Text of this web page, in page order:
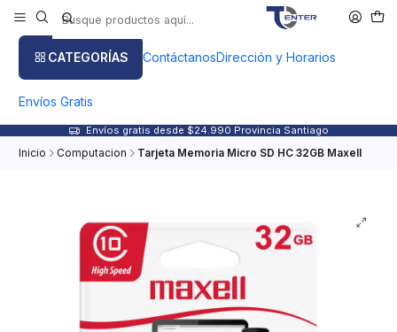
CATEGORÍAS ContáctanosDirección y Horarios
Envíos Gratis
Envíos gratis desde $24.990 Provincia Santiago
Inicio Computacion Tarjeta Memoria Micro SD HC 32GB Maxell